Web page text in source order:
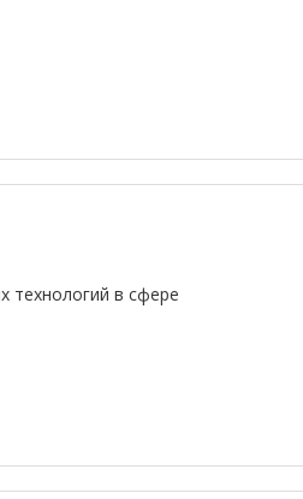
технологий в сфере